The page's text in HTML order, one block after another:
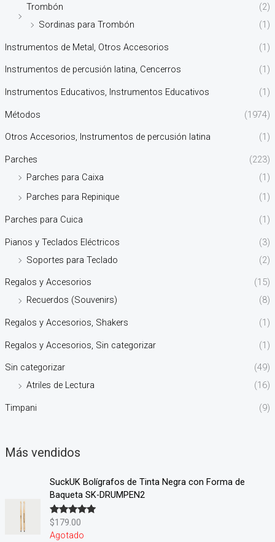
Trombón
(2)
Sordinas para Trombón
(1)
Instrumentos de Metal, Otros Accesorios (1)
Instrumentos de percusión latina, Cencerros (1)
Instrumentos Educativos, Instrumentos Educativos (1)
Métodos (1974)
Otros Accesorios, Instrumentos de percusión latina (1)
Parches
(223)
Parches para Caixa
(1)
Parches para Repinique
(1)
Parches para Cuica (1)
Pianos y Teclados Eléctricos
(3)
Soportes para Teclado
(2)
Regalos y Accesorios
(15)
Recuerdos (Souvenirs)
(8)
Regalos y Accesorios, Shakers (1)
Regalos y Accesorios, Sin categorizar (1)
Sin categorizar
(49)
Atriles de Lectura
(16)
Timpani (9)
Más vendidos
SuckUK Bolígrafos de Tinta Negra con Forma de
Baqueta SK-DRUMPEN2
Valorado en
5.00 de 5
$179.00
Agotado